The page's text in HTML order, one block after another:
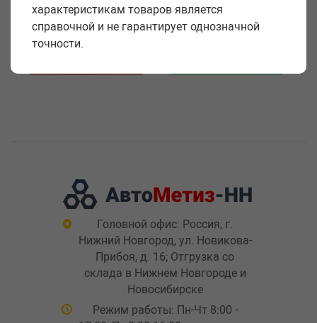
Головной офис: Россия, г.
Нижний Новгород, ул. Новикова-
Прибоя, д. 16; Отгрузка со
склада в Нижнем Новгороде и
Новосибирске
Режим работы: Пн-Чт 8:00 -
характеристикам товаров является
справочной и не гарантирует однозначной
точности.